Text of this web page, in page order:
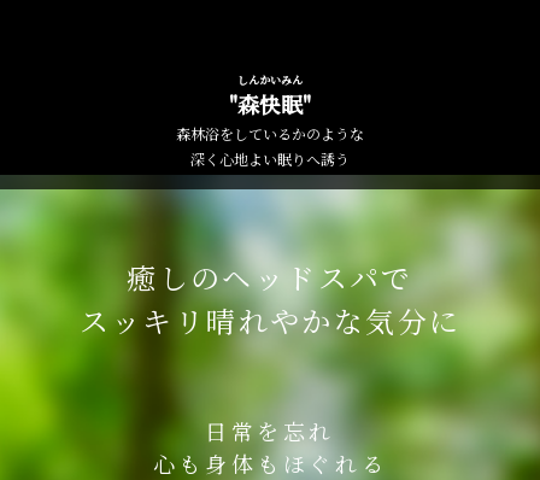
"森
しん
快
かい
眠
みん
"
森林浴をしているかのような
深く心地よい眠りへ誘う
癒しのヘッドスパで
スッキリ晴れやかな気分に
日常を忘れ
心も身体もほぐれる